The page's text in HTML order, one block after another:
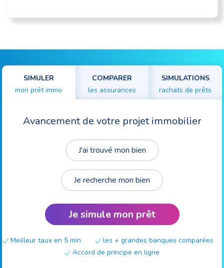
SIMULER
mon prêt immo
COMPARER
les assurances
SIMULATIONS
rachats de prêts
Avancement de votre projet immobilier
J'ai trouvé mon bien
Je recherche mon bien
Je simule mon prêt
Meilleur taux en 5 min
les + grandes banques comparées
Accord de principe en ligne